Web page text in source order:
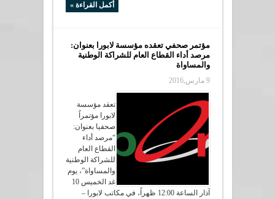
أكمل القراءة »
مؤتمر صحفي تعقده مؤسسة لابورا بعنوان:
مرصد أداء القطاع العام للشراكة الوطنية
والمساواة
9 مارس,2016
تعقد مؤسسة
لابورا مؤتمراً
صحفيا بعنوان:
“مرصد أداء
القطاع العام
للشراكة الوطنية
والمساواة”، يوم
غد الخميس 10
آذار الساعة 12:00 ظهراً، في مكاتب لابورا –